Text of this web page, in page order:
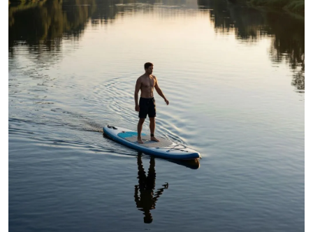
Пляж
Фридайвинг
Детям
Бассейн
SUP-
сёрфинг
Подарочные